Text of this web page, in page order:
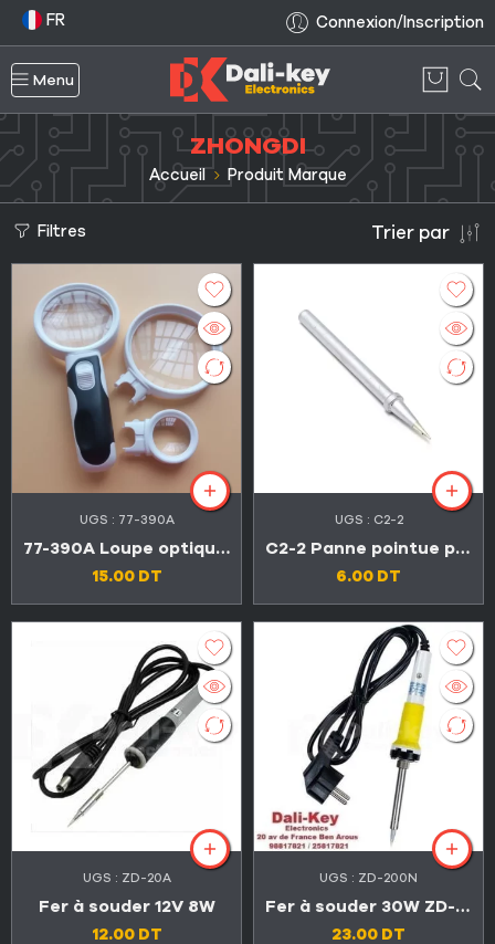
FR Connexion/Inscription
Menu
ZHONGDI
Accueil Produit Marque
Filtres Trier par
UGS : 77-390A
77-390A Loupe optique éclairée par LED
15.00 DT
UGS : C2-2
C2-2 Panne pointue pour fer et station à souder
6.00 DT
UGS : ZD-20A
Fer à souder 12V 8W
12.00 DT
UGS : ZD-200N
Fer à souder 30W ZD-200N
23.00 DT